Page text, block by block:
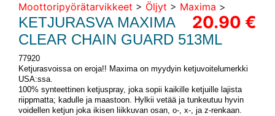
Moottoripyörätarvikkeet > Öljyt > Maxima >
20.90 €
KETJURASVA MAXIMA
CLEAR CHAIN GUARD 513ML
77920
Ketjurasvoissa on eroja!! Maxima on myydyin ketjuvoitelumerkki
USA:ssa.
100% synteettinen ketjuspray, joka sopii kaikille ketjuille lajista
riippmatta; kadulle ja maastoon. Hylkii vetää ja tunkeutuu hyvin
voidellen ketjun joka ikisen liikkuvan osan, o-, x-, ja z-renkaan.